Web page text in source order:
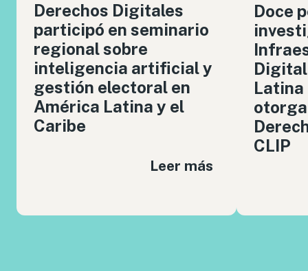
Derechos Digitales
participó en seminario
regional sobre
inteligencia artificial y
gestión electoral en
América Latina y el
Caribe
Leer más
Doce
Latina
CLIP